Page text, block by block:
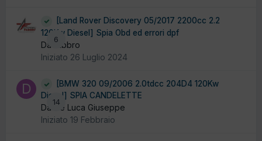
6
[Land Rover Discovery 05/2017 2200cc 2.2
120Kw Diesel] Spia Obd ed errori dpf
Da fabbro
Iniziato 26 Luglio 2024
14
[BMW 320 09/2006 2.0tdcc 204D4 120Kw
Diesel] SPIA CANDELETTE
Da De Luca Giuseppe
Iniziato 19 Febbraio